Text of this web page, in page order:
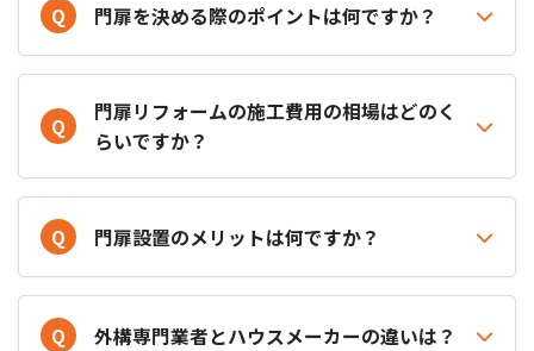
Q 門扉を決める際のポイントは何ですか？
Q
門扉リフォームの施工費用の相場はどのく
らいですか？
Q 門扉設置のメリットは何ですか？
Q 外構専門業者とハウスメーカーの違いは？